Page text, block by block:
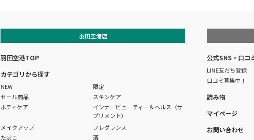
羽田空港店
羽田空港TOP
カテゴリから探す
NEW
限定
セール商品
スキンケア
ボディケア
インナービューティー＆ヘルス（サ
プリメント）
メイクアップ
フレグランス
たばこ
酒
公式SNS・口コ
LINE友だち登録
口コミ募集中！
読み物
マイページ
お問い合わせ